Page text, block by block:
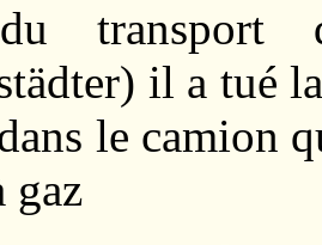
transport
il a tué
le camion
gaz